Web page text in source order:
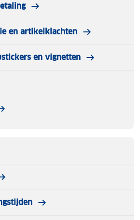
en artikelklachten
en vignetten